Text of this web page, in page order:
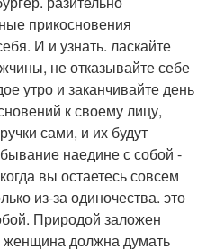
прикосновения
И и узнать. ласкайте
не отказывайте себе
утро и заканчивайте день
к своему лицу,
сами, и их будут
наедине с собой -
вы остаетесь совсем
из-за одиночества. это
Природой заложен
должна думать